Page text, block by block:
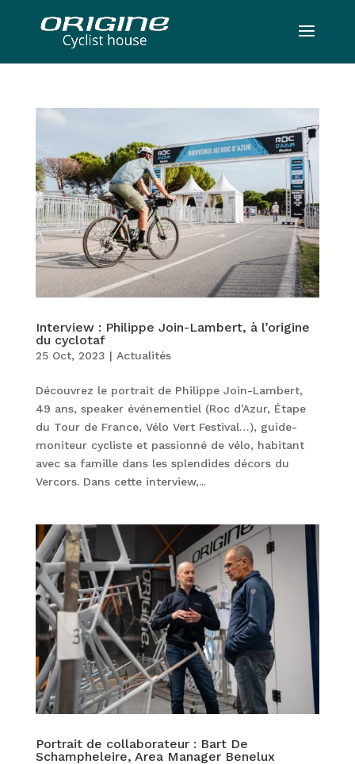
Interview : Philippe Join-Lambert, à l’origine
du cyclotaf
25 Oct, 2023 | Actualités
Découvrez le portrait de Philippe Join-Lambert,
49 ans, speaker événementiel (Roc d’Azur, Étape
du Tour de France, Vélo Vert Festival…), guide-
moniteur cycliste et passionné de vélo, habitant
avec sa famille dans les splendides décors du
Vercors. Dans cette interview,...
Portrait de collaborateur : Bart De
Schampheleire, Area Manager Benelux